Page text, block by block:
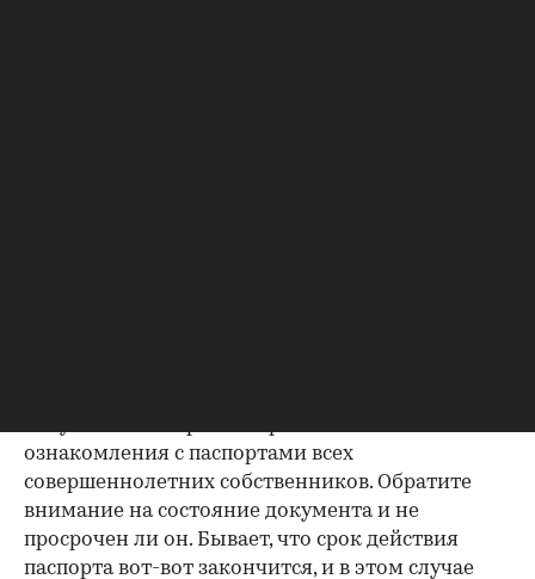
ознакомления с паспортами всех
совершеннолетних собственников. Обратите
внимание на состояние документа и не
просрочен ли он. Бывает, что срок действия
паспорта вот-вот закончится, и в этом случае